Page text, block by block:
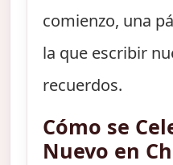
comienzo, una
la que escribir
recuerdos.
Cómo se
Nuevo en